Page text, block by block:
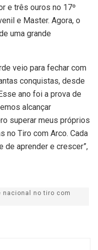
e três ouros no 17º
e Master. Agora, o
uma grande
veio para fechar com
conquistas, desde
ano foi a prova de
alcançar
superar meus próprios
no Tiro com Arco. Cada
de aprender e crescer”,
nacional no tiro com